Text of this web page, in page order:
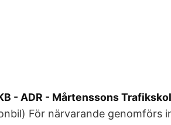
- ADR - Mårtenssons
För närvarande genomförs